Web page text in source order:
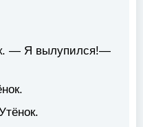
— Я вылупился!—